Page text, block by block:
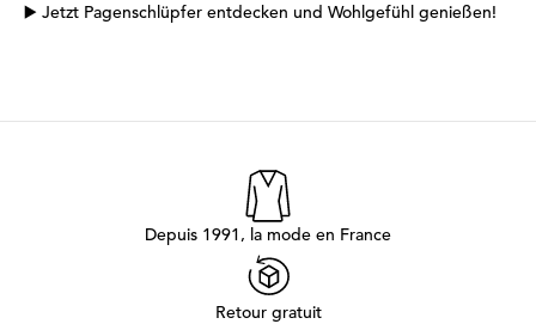
▶️ Jetzt Pagenschlüpfer entdecken und Wohlgefühl genießen!
Depuis 1991, la mode en France
Retour gratuit